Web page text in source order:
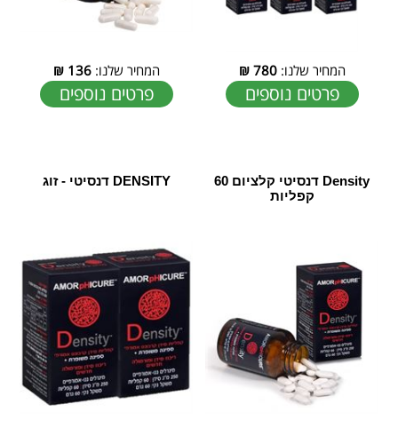
המחיר שלנו:780
₪
פרטים נוספים
המחיר שלנו:136
₪
פרטים נוספים
Density דנסיטי קלציום 60
קפליות
DENSITY דנסיטי - זוג